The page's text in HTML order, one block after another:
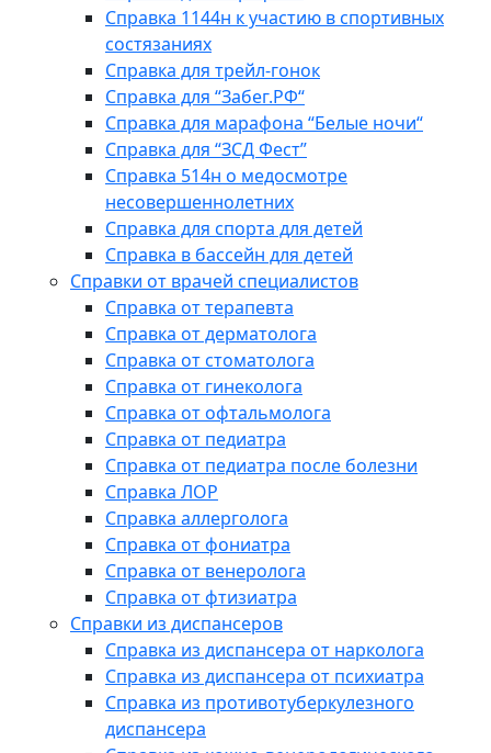
Справка 1144н к участию в спортивных
состязаниях
Справка для трейл-гонок
Справка для “Забег.РФ“
Справка для марафона “Белые ночи“
Справка для “ЗСД Фест”
Справка 514н о медосмотре
несовершеннолетних
Справка для спорта для детей
Справка в бассейн для детей
Справки от врачей специалистов
Справка от терапевта
Справка от дерматолога
Справка от стоматолога
Справка от гинеколога
Справка от офтальмолога
Справка от педиатра
Справка от педиатра после болезни
Справка ЛОР
Справка аллерголога
Справка от фониатра
Справка от венеролога
Справка от фтизиатра
Справки из диспансеров
Справка из диспансера от нарколога
Справка из диспансера от психиатра
Справка из противотуберкулезного
диспансера